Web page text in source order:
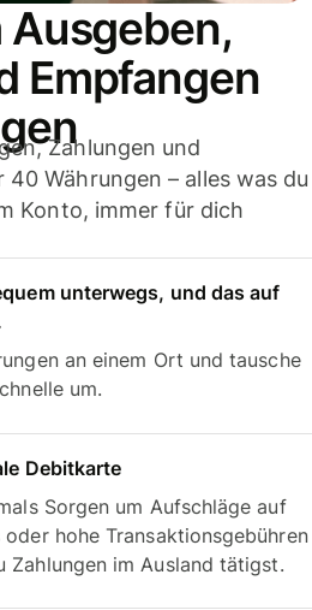
Ausgeben,
Empfangen
Zahlungen und
40 Währungen – alles was du
Konto, immer für dich
unterwegs, und das auf
an einem Ort und tausche
um.
Debitkarte
Sorgen um Aufschläge auf
oder hohe Transaktionsgebühren
Zahlungen im Ausland tätigst.